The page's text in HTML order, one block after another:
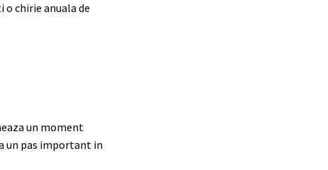
chirie anuala de
un moment
un pas important in